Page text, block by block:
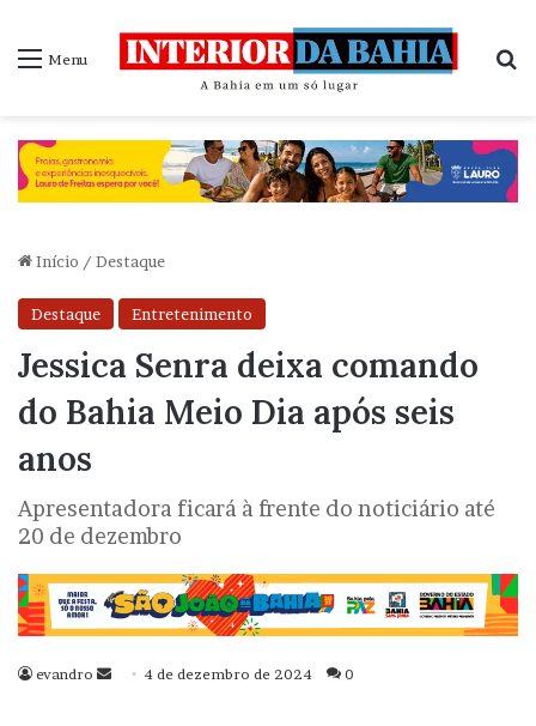
Menu
Início / Destaque
Destaque Entretenimento
Jessica Senra deixa comando
do Bahia Meio Dia após seis
anos
Apresentadora ficará à frente do noticiário até
20 de dezembro
evandro
Mande4 de dezembro de 2024 0